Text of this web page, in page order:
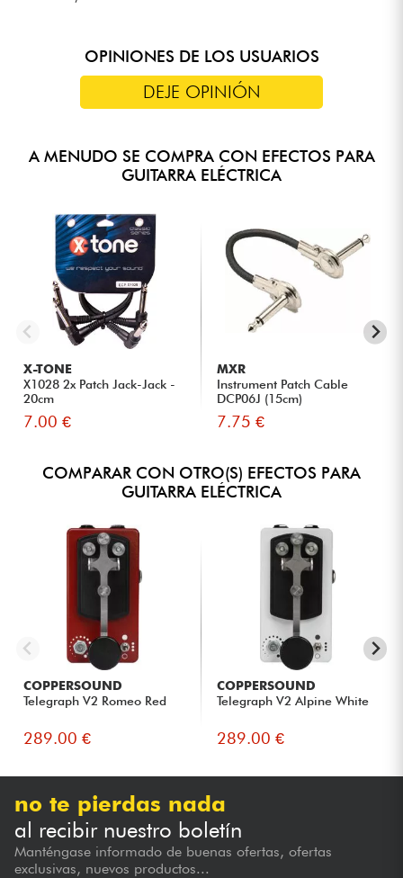
OPINIONES DE LOS USUARIOS
DEJE OPINIÓN
A MENUDO SE COMPRA CON EFECTOS PARA
GUITARRA ELÉCTRICA
X-TONE
X1028 2x Patch Jack-Jack -
20cm
7.00 €
MXR
Instrument Patch Cable
DCP06J (15cm)
7.75 €
COMPARAR CON OTRO(S) EFECTOS PARA
GUITARRA ELÉCTRICA
COPPERSOUND
Telegraph V2 Romeo Red
289.00 €
COPPERSOUND
Telegraph V2 Alpine White
289.00 €
no te pierdas nada
al recibir nuestro boletín
Manténgase informado de buenas ofertas, ofertas
exclusivas, nuevos productos...